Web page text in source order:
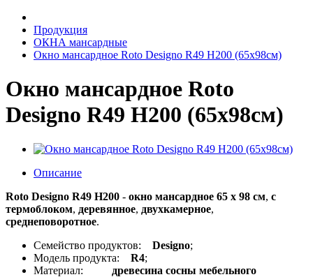
Продукция
ОКНА мансардные
Окно мансардное Roto Designo R49 H200 (65x98см)
Окно мансардное Roto
Designo R49 H200 (65x98см)
Описание
Roto Designo R49 H200 - окно мансардное 65 x 98 см, с
термоблоком, деревянное, двухкамерное,
среднеповоротное.
Семейство продуктов: Designo;
Модель продукта: R4;
Материал:
древесина сосны мебельного